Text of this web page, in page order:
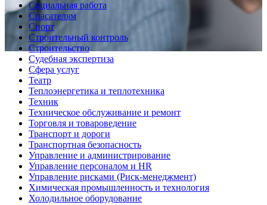
Социальная работа
Спасателям
Спорт
Строительный контроль
Строительство
Судебная экспертиза
Сфера услуг
Театр
Теплоэнергетика и теплотехника
Техник
Техническое обслуживание и ремонт
Торговля и товароведение
Транспорт и дороги
Транспортная безопасность
Управление и администрирование
Управление персоналом и HR
Управление рисками (Риск-менеджмент)
Химическая промышленность и технология
Холодильное оборудование